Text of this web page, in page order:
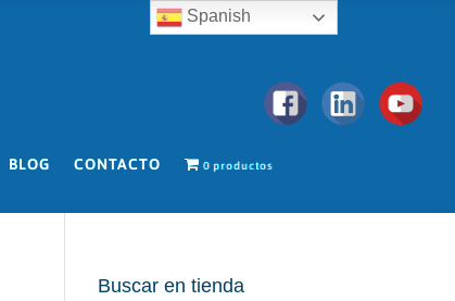
BLOG CONTACTO 0 productos
Buscar en tienda
Spanish